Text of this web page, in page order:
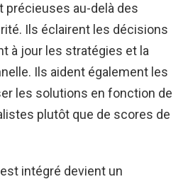
au-delà des
Ils éclairent les décisions
à jour les stratégies et la
Ils aident également les
les solutions en fonction de
plutôt que de scores de
intégré devient un